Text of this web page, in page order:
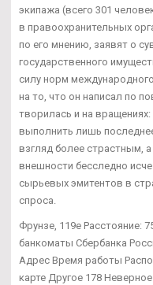
экипажа (всего 301
в правоохранительных
по его мнению, заявят о
государственного
силу норм
на то, что он написал по
творилась и на
выполнить лишь
взгляд более страстным,
внешности бесследно
сырьевых эмитентов в
спроса.
Фрунзе, 119е Расстояние:
банкоматы Сбербанка
Адрес Время работы
карте Другое 178